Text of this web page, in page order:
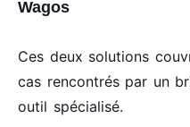
Wagos
Ces deux solutions
cas rencontrés par un
outil spécialisé.